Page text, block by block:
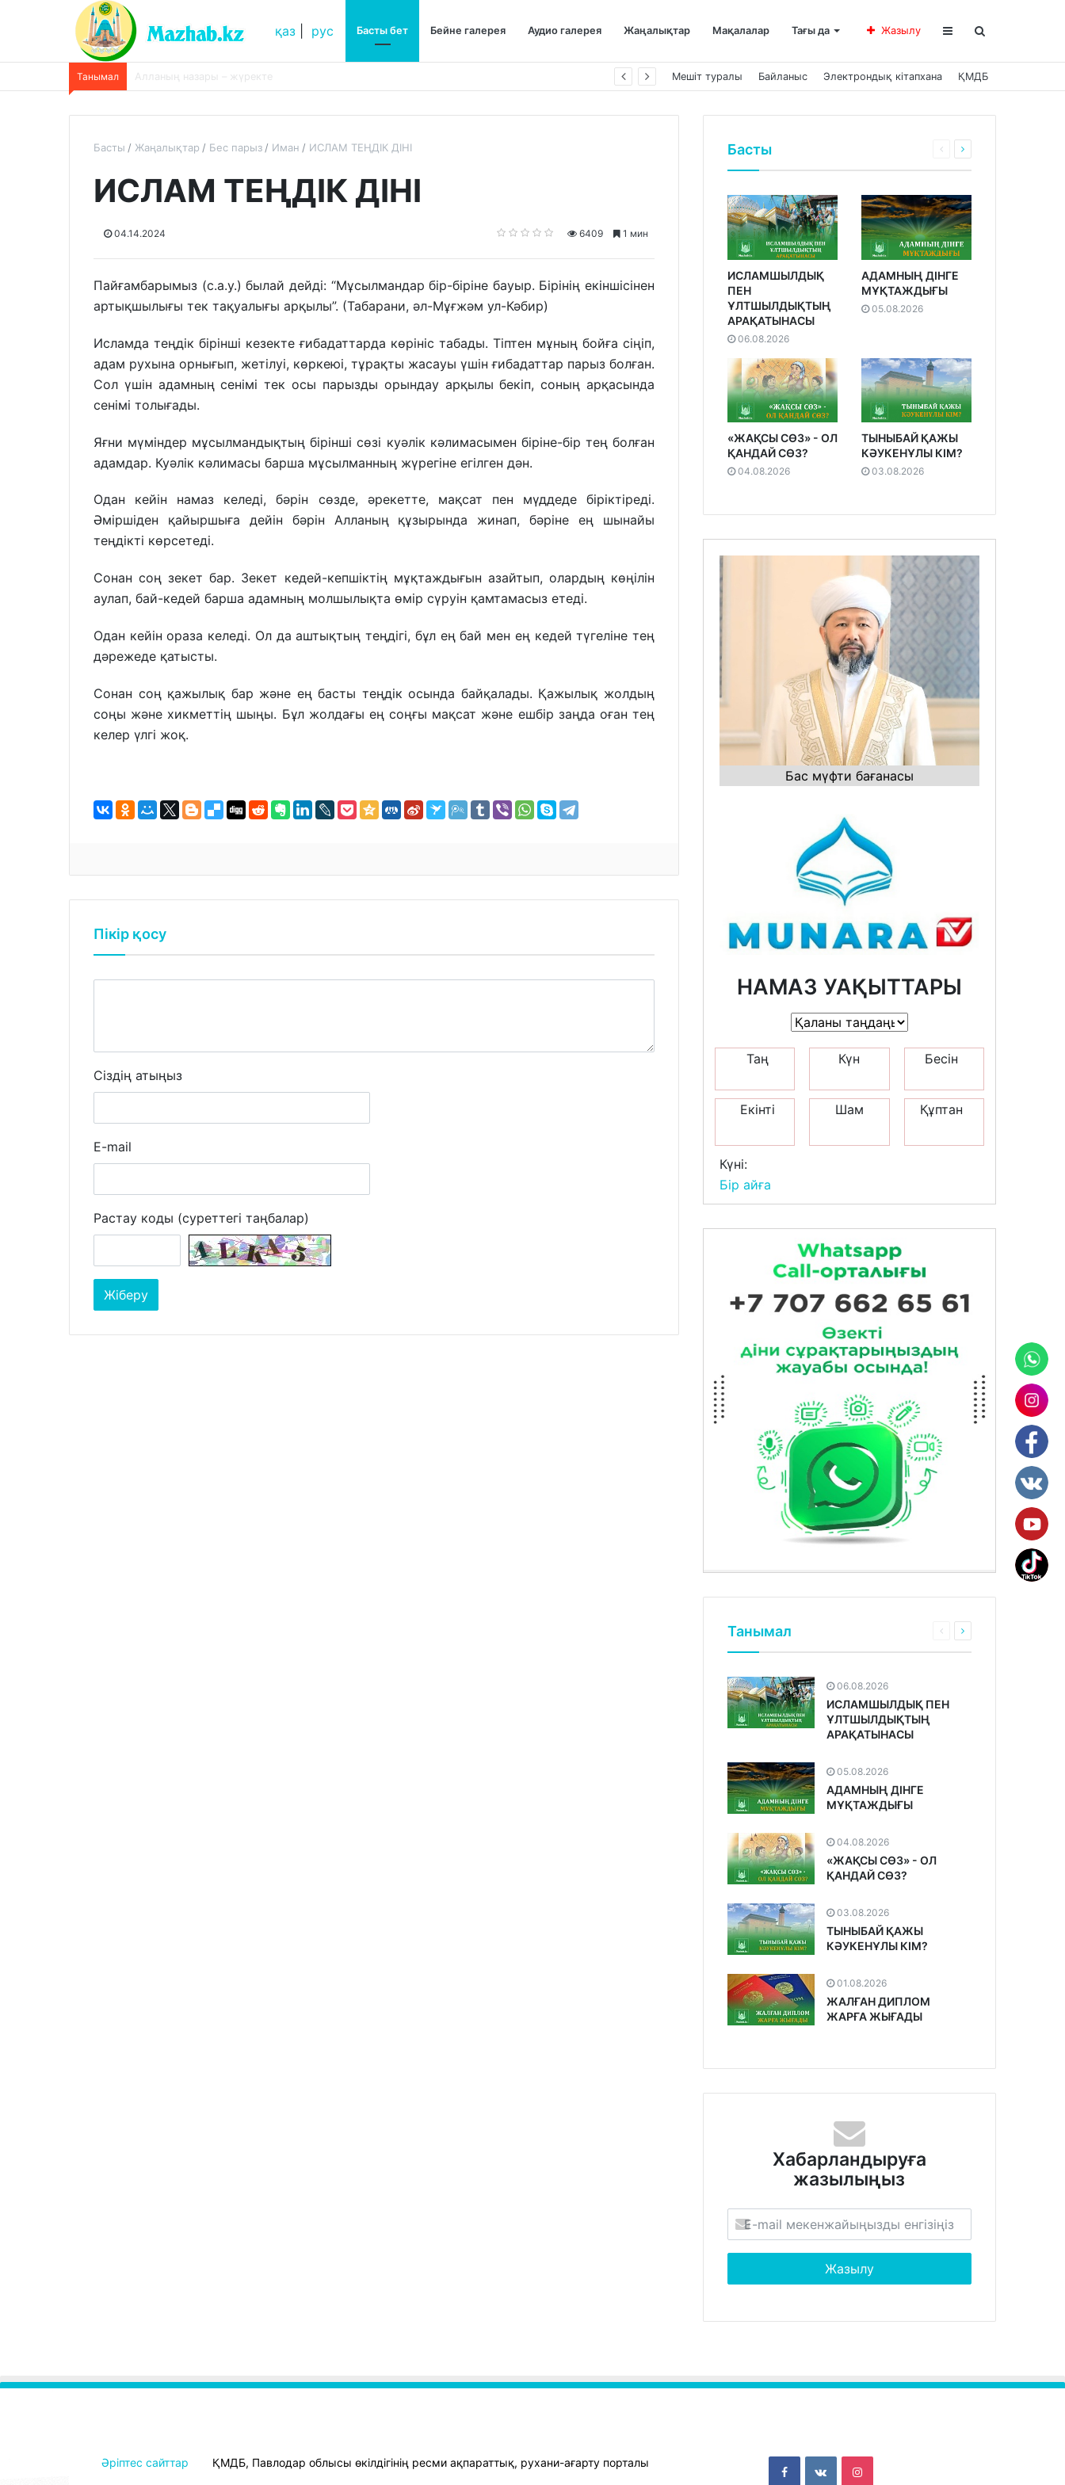
қаз рус Басты бет Бейне галерея Аудио галерея Жаңалықтар Мақалалар Тағы да Жазылу
Танымал Әруақтар жәрдем ете ме? «әруақтар адамды қорғап жүреді»,-дейді сол рас па? Мешіт туралы Байланыс Электрондық кітапхана ҚМДБ
Басты Жаңалықтар Бес парыз Иман ИСЛАМ ТЕҢДІК ДІНІ
ИСЛАМ ТЕҢДІК ДІНІ
04.14.2024 6409 1 мин
Пайғамбарымыз (с.а.у.) былай дейді: “Mұсылмандар бір-біріне бауыр. Бірінің екіншісінен
артықшылығы тек тақуалығы арқылы”. (Табарани, әл-Мұғжәм ул-Кәбир)
Исламда теңдік бірінші кезекте ғибадаттарда көрініс табады. Тіптен мұның бойға сіңіп,
адам рухына орнығып, жетілуі, көркеюі, тұрақты жасауы үшін ғибадаттар парыз болған.
Сол үшін адамның сенімі тек осы парызды орындау арқылы бекіп, соның арқасында
сенімі толығады.
Яғни мүміндер мұсылмандықтың бірінші сөзі куәлік кәлимасымен біріне-бір тең болған
адамдар. Куәлік кәлимасы барша мұсылманның жүрегіне егілген дән.
Одан кейін намаз келеді, бәрін сөзде, әрекетте, мақсат пен мүддеде біріктіреді.
Әміршіден қайыршыға дейін бәрін Алланың құзырында жинап, бәріне ең шынайы
теңдікті көрсетеді.
Сонан соң зекет бар. Зекет кедей-кепшіктің мұқтаждығын азайтып, олардың көңілін
аулап, бай-кедей барша адамның молшылықта өмір сүруін қамтамасыз етеді.
Одан кейін ораза келеді. Oл да аштықтың теңдігі, бұл ең бай мен ең кедей түгеліне тең
дәрежеде қатысты.
Сонан соң қажылық бар және ең басты теңдік осында байқалады. Қажылық жолдың
соңы және хикметтің шыңы. Бұл жолдағы ең соңғы мақсат және ешбір заңда оған тең
келер үлгі жоқ.
Пікір қосу
Сіздің атыңыз
E-mail
Растау коды (суреттегі таңбалар)
Басты
ИСЛАМШЫЛДЫҚ
ПЕН
ҰЛТШЫЛДЫҚТЫҢ
АРАҚАТЫНАСЫ
06.08.2026
АДАМНЫҢ ДІНГЕ
МҰҚТАЖДЫҒЫ
05.08.2026
«ЖАҚСЫ СӨЗ» - ОЛ
ҚАНДАЙ СӨЗ?
04.08.2026
ТЫНЫБАЙ ҚАЖЫ
КӘУКЕНҰЛЫ КІМ?
03.08.2026
Бас мүфти бағанасы
НАМАЗ УАҚЫТТАРЫ
Таң Күн Бесін
Екінті Шам Құптан
Күні:
Бір айға
Танымал
06.08.2026
ИСЛАМШЫЛДЫҚ ПЕН
ҰЛТШЫЛДЫҚТЫҢ
АРАҚАТЫНАСЫ
05.08.2026
АДАМНЫҢ ДІНГЕ
МҰҚТАЖДЫҒЫ
04.08.2026
«ЖАҚСЫ СӨЗ» - ОЛ
ҚАНДАЙ СӨЗ?
03.08.2026
ТЫНЫБАЙ ҚАЖЫ
КӘУКЕНҰЛЫ КІМ?
01.08.2026
ЖАЛҒАН ДИПЛОМ
ЖАРҒА ЖЫҒАДЫ
Хабарландыруға
жазылыңыз
Әріптес сайттар ҚМДБ, Павлодар облысы өкілдігінің ресми ақпараттық, рухани-ағарту порталы